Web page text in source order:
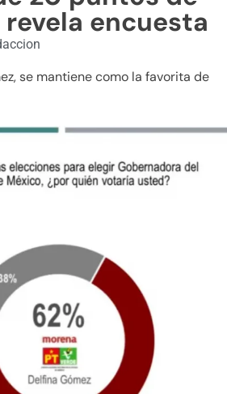
encuesta
se mantiene como la favorita de